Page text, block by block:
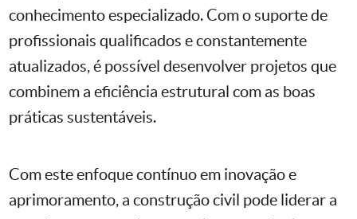
conhecimento especializado. Com o suporte de
profissionais qualificados e constantemente
atualizados, é possível desenvolver projetos que
combinem a eficiência estrutural com as boas
práticas sustentáveis.
Com este enfoque contínuo em inovação e
aprimoramento, a construção civil pode liderar a